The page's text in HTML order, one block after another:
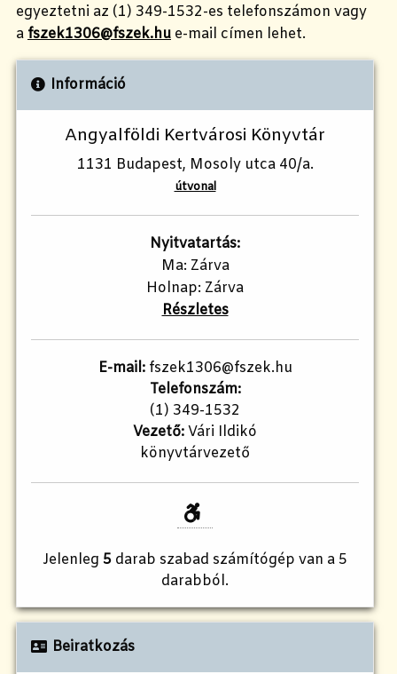
egyeztetni az (1) 349-1532-es telefonszámon vagy
a fszek1306@fszek.hu e-mail címen lehet.
Információ
Angyalföldi Kertvárosi Könyvtár
1131 Budapest, Mosoly utca 40/a.
útvonal
Nyitvatartás:
Ma: Zárva
Holnap: Zárva
Részletes
E-mail:fszek1306@fszek.hu
Telefonszám:
(1) 349-1532
Vezető:Vári Ildikó
könyvtárvezető
Jelenleg 5 darab szabad számítógép van a 5
darabból.
Beiratkozás